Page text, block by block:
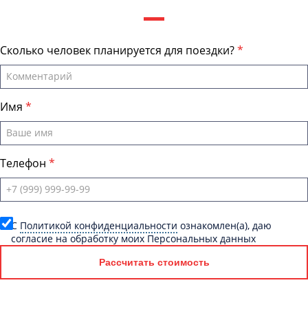
Сколько человек планируется для поездки?
Имя
Телефон
C Политикой конфиденциальности ознакомлен(а), даю
согласие на обработку моих Персональных данных
Рассчитать стоимость